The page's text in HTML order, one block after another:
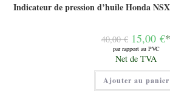
Indicateur de pression d’huile Honda
40,00€ Le
prix
initial
était :
40,00 €.
15,00 €*
par rapport au PVC
Le
prix
actuel
est :
15,00 €.
Net de TVA
Ajouter au panier